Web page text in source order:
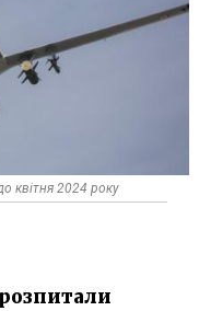
квітня 2024 року